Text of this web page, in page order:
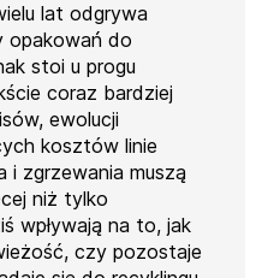
lat odgrywa
opakowań do
stoi u progu
coraz bardziej
ewolucji
kosztów linie
i zgrzewania muszą
niż tylko
wpływają na to, jak
czy pozostaje